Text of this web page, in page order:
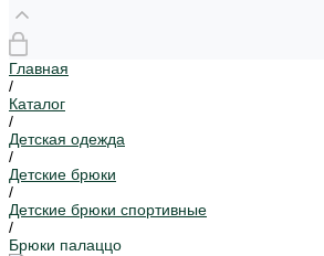
Главная
/
Каталог
/
Детская одежда
/
Детские брюки
/
Детские брюки спортивные
/
Брюки палаццо